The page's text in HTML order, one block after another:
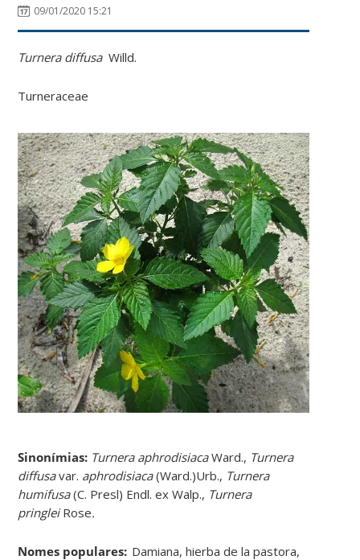
09/01/2020 15:21
Turnera diffusaWilld.
Turneraceae
Sinonímias: Turnera aphrodisiacaWard., Turnera
diffusavar. aphrodisiaca(Ward.)Urb., Turnera
humifusa(C. Presl) Endl. ex Walp., Turnera
pringleiRose.
Nomes populares: Damiana, hierba de la pastora,